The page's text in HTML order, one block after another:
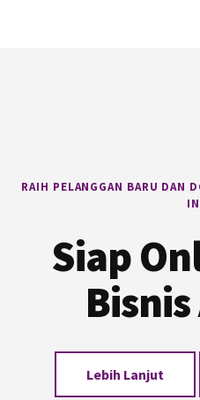
RAIH PELANGGAN BARU DAN
Siap
Lebih Lanjut